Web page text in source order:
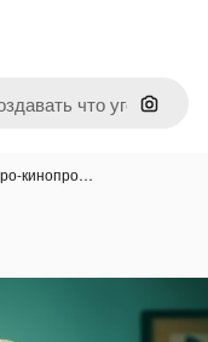
Поиск
кинопро…